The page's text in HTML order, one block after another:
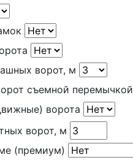
ворот, м
съемной перемычкой
ворота
ворот, м
(премиум)